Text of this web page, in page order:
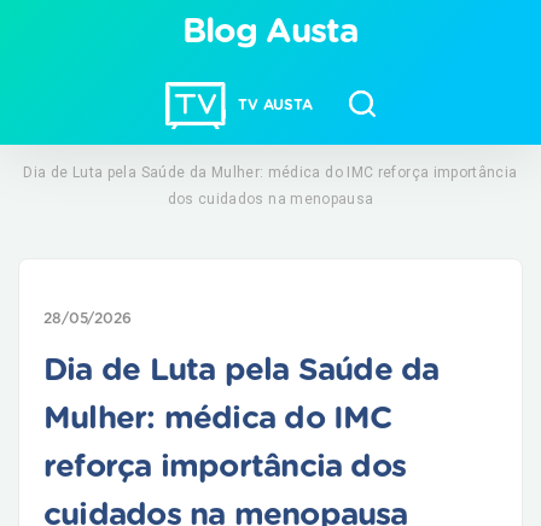
TV AUSTA
Blog Austa
Dia de Luta pela Saúde da Mulher: médica do IMC reforça importância
dos cuidados na menopausa
28/05/2026
Dia de Luta pela Saúde da
Mulher: médica do IMC
reforça importância dos
cuidados na menopausa